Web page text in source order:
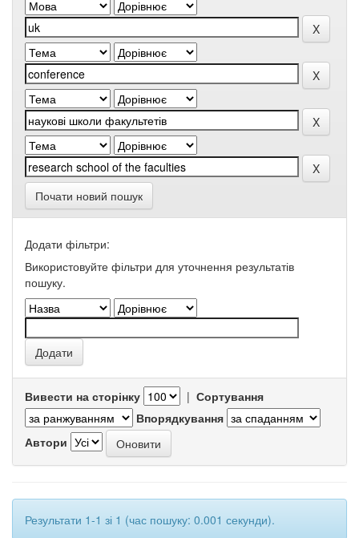
Почати новий пошук
Додати фільтри:
Використовуйте фільтри для уточнення результатів
пошуку.
Вивести на сторінку | Сортування
Впорядкування
Автори
Результати 1-1 зі 1 (час пошуку: 0.001 секунди).